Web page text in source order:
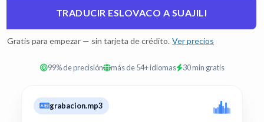
TRADUCIR ESLOVACO A SUAJILI
Gratis para empezar — sin tarjeta de crédito. Ver precios
99% de precisión más de 54+ idiomas 30 min gratis
grabacion.mp3